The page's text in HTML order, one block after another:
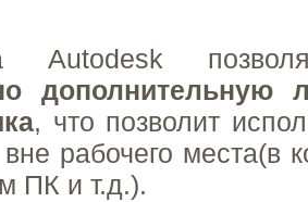
Autodesk
дополнительную
, что позволит
рабочего места(в
ПК и т.д.).